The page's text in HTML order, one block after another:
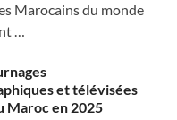
Marocains du monde
…
et télévisées
Maroc en 2025